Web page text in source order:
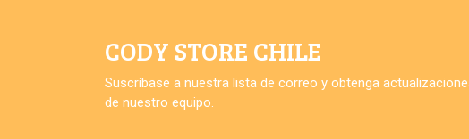
CODY STORE CHILE
Suscríbase a nuestra lista de correo y obtenga
de nuestro equipo.